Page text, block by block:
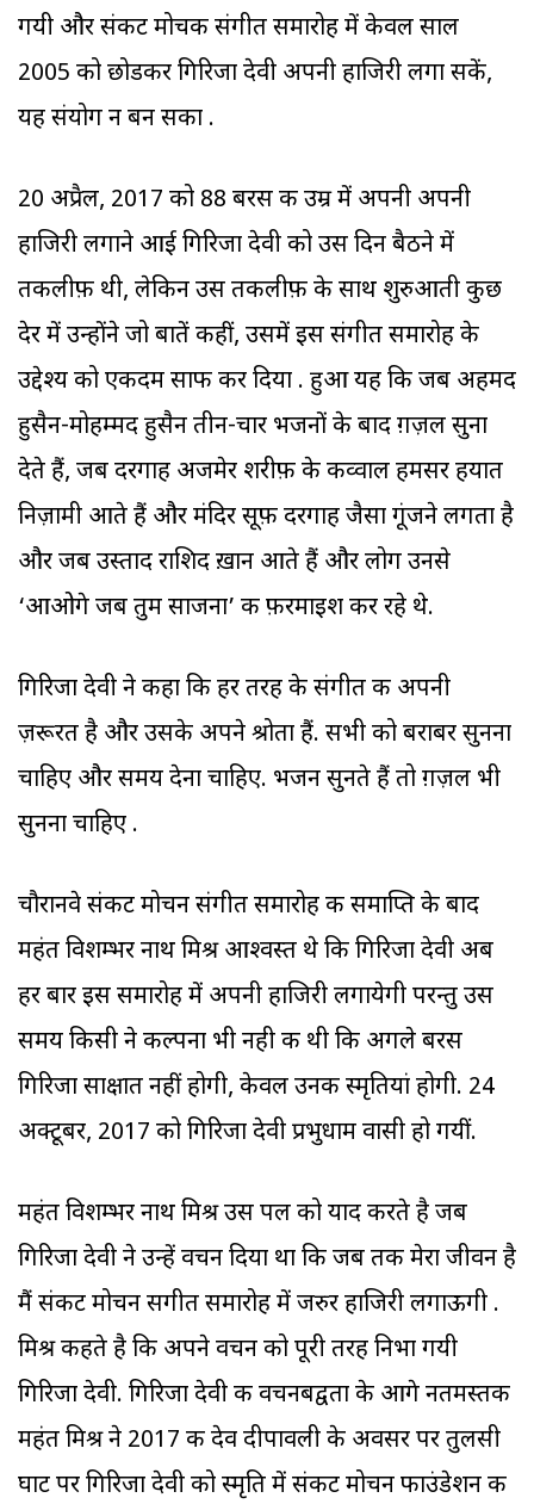
गयी और संकट मोचक संगीत समारोह में केवल साल
2005 को छोडकर गिरिजा देवी अपनी हाजिरी लगा सकें,
यह संयोग न बन सका .
20 अप्रैल, 2017 को 88 बरस की उम्र में अपनी अपनी
हाजिरी लगाने आई गिरिजा देवी को उस दिन बैठने में
तकलीफ़ थी, लेकिन उस तकलीफ़ के साथ शुरुआती कुछ
देर में उन्होंने जो बातें कहीं, उसमें इस संगीत समारोह के
उद्देश्‍य को एकदम साफ कर दिया . हुआ यह कि जब अहमद
हुसैन-मोहम्मद हुसैन तीन-चार भजनों के बाद ग़ज़ल सुना
देते हैं, जब दरगाह अजमेर शरीफ़ के कव्वाल हमसर हयात
निज़ामी आते हैं और मंदिर सूफ़ी दरगाह जैसा गूंजने लगता है
और जब उस्ताद राशिद ख़ान आते हैं और लोग उनसे
‘आओगे जब तुम साजना’ की फ़रमाइश कर रहे थे.
गिरिजा देवी ने कहा कि हर तरह के संगीत की अपनी
ज़रूरत है और उसके अपने श्रोता हैं. सभी को बराबर सुनना
चाहिए और समय देना चाहिए. भजन सुनते हैं तो ग़ज़ल भी
सुनना चाहिए .
चौरानवे संकट मोचन संगीत समारोह की समाप्ति के बाद
महंत विशम्‍भर नाथ मिश्र आश्‍वस्‍त थे कि गिरिजा देवी अब
हर बार इस समारोह में अपनी हाजिरी लगायेगी परन्‍तु उस
समय किसी ने कल्‍पना भी नही की थी कि अगले बरस
गिरिजा साक्षात नहीं होगी, केवल उनकी स्‍मृतियां होगी. 24
अक्‍टूबर, 2017 को गिरिजा देवी प्रभुधाम वासी हो गयीं.
महंत विशम्‍भर नाथ मिश्र उस पल को याद करते है जब
गिरिजा देवी ने उन्‍हें वचन दिया था कि जब तक मेरा जीवन है
मैं संकट मोचन सगीत समारोह में जरुर हाजिरी लगाऊगी .
मिश्र कहते है कि अपने वचन को पूरी तरह निभा गयी
गिरिजा देवी. गिरिजा देवी की वचनबद्वता के आगे नतमस्‍तक
महंत मिश्र ने 2017 की देव दीपावली के अवसर पर तुलसी
घाट पर गिरिजा देवी को स्‍मृति में संकट मोचन फाउंडेशन की